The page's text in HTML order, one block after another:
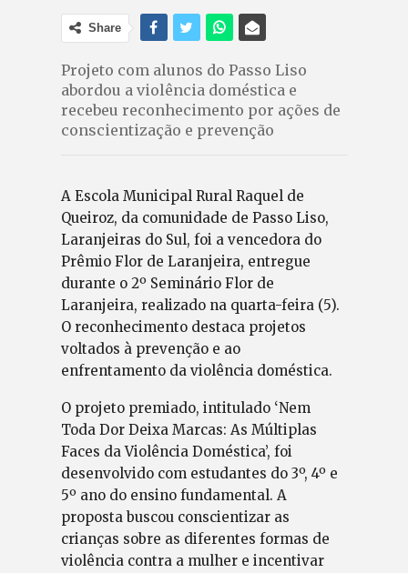
Share
Projeto com alunos do Passo Liso
abordou a violência doméstica e
recebeu reconhecimento por ações de
conscientização e prevenção
A Escola Municipal Rural Raquel de
Queiroz, da comunidade de Passo Liso,
Laranjeiras do Sul, foi a vencedora do
Prêmio Flor de Laranjeira, entregue
durante o 2º Seminário Flor de
Laranjeira, realizado na quarta-feira (5).
O reconhecimento destaca projetos
voltados à prevenção e ao
enfrentamento da violência doméstica.
O projeto premiado, intitulado ‘Nem
Toda Dor Deixa Marcas: As Múltiplas
Faces da Violência Doméstica’, foi
desenvolvido com estudantes do 3º, 4º e
5º ano do ensino fundamental. A
proposta buscou conscientizar as
crianças sobre as diferentes formas de
violência contra a mulher e incentivar